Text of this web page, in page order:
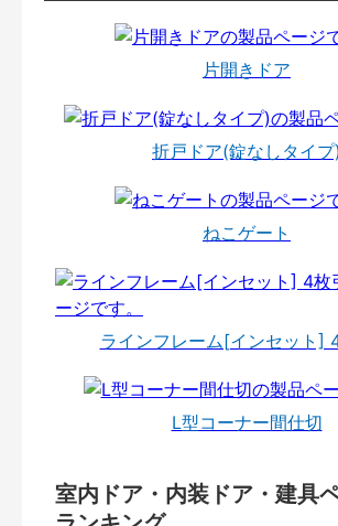
片開きドア
折戸ドア(錠なしタイプ)
ねこゲート
ラインフレーム[インセット]
L型コーナー間仕切
室内ドア・内装ドア・建具